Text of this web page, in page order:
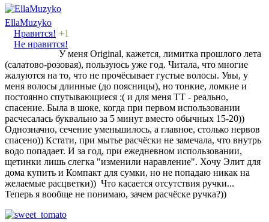
EllaMuzyko
Нравится!
Не нравится!
+1
У меня Original, кажется, лимитка прошлого лета
(салатово-розовая), пользуюсь уже год. Читала, что многие
жалуются на то, что не прочёсывает густые волосы. Увы, у
меня волосы длинные (до поясницы), но тонкие, ломкие и
постоянно спутывающиеся :( и для меня ТТ - реально,
спасение. Была в шоке, когда при первом использовании
расчесалась буквально за 5 минут вместо обычных 15-20))
Однозначно, сечение уменьшилось, а главное, столько нервов
спасено)) Кстати, при мытье расчёски не замечала, что внутрь
водо попадает. И за год, при ежедневном использовании,
щетинки лишь слегка "изменили наравление". Хочу Элит для
дома купить и Компакт для сумки, но не попадаю никак на
желаемые расцветки)) Что касается отсутствия ручки...
Теперь я вообще не понимаю, зачем расчёске ручка?))